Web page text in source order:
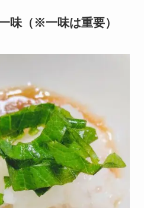
味（※一味は重要）